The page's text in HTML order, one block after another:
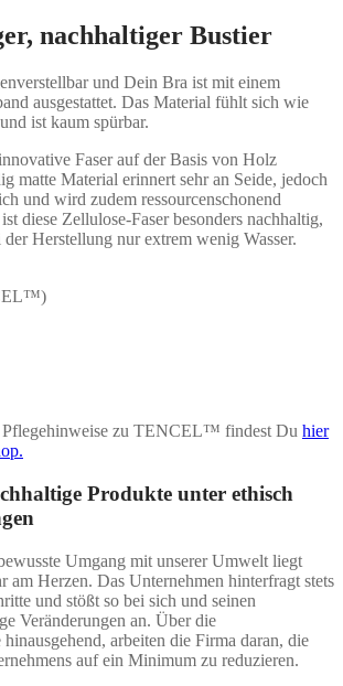
nachhaltiger Bustier
und Dein Bra ist mit einem
ausgestattet. Das Material fühlt sich wie
ist kaum spürbar.
Faser auf der Basis von Holz
matte Material erinnert sehr an Seide, jedoch
und wird zudem ressourcenschonend
diese Zellulose-Faser besonders nachhaltig,
Herstellung nur extrem wenig Wasser.
Pflegehinweise zu TENCEL™ findest Du hier
Produkte unter ethisch
Umgang mit unserer Umwelt liegt
Herzen. Das Unternehmen hinterfragt stets
und stößt so bei sich und seinen
Veränderungen an. Über die
arbeiten die Firma daran, die
auf ein Minimum zu reduzieren.